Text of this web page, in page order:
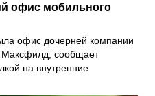
офис мобильного
офис дочерней компании
Максфилд, сообщает
на внутренние